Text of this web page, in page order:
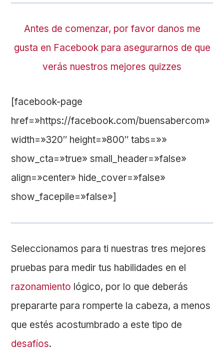
Antes de comenzar, por favor danos me
gusta en Facebook para asegurarnos de que
verás nuestros mejores quizzes
[facebook-page
href=»https://facebook.com/buensabercom»
width=»320″ height=»800″ tabs=»»
show_cta=»true» small_header=»false»
align=»center» hide_cover=»false»
show_facepile=»false»]
Seleccionamos para ti nuestras tres mejores
pruebas para medir tus habilidades en el
razonamiento lógico, por lo que deberás
prepararte para romperte la cabeza, a menos
que estés acostumbrado a este tipo de
desafíos.